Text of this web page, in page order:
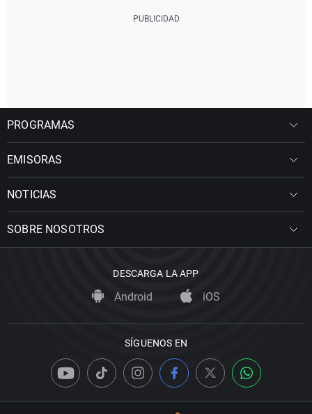
PROGRAMAS
EMISORAS
NOTICIAS
SOBRE NOSOTROS
DESCARGA LA APP
Android iOS
SÍGUENOS EN